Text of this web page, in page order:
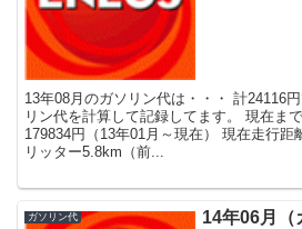
13年08月のガソリン代は・・・ 計24116
リン代を計算して記録してます。 現在
179834円（13年01月～現在） 現在走行
リッター5.8km（前...
ガソリン代 14年06月（